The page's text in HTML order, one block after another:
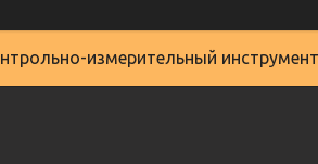
измерительный